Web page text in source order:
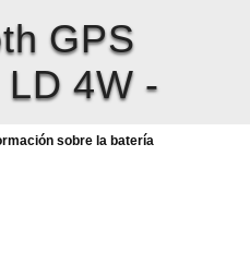
GPS
4W -
sobre la batería